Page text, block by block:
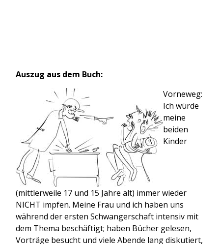
Auszug aus dem Buch:
Vorneweg:
Ich würde
meine
beiden
Kinder
(mittlerweile 17 und 15 Jahre alt) immer wieder
NICHT impfen. Meine Frau und ich haben uns
während der ersten Schwangerschaft intensiv mit
dem Thema beschäftigt; haben Bücher gelesen,
Vorträge besucht und viele Abende lang diskutiert,